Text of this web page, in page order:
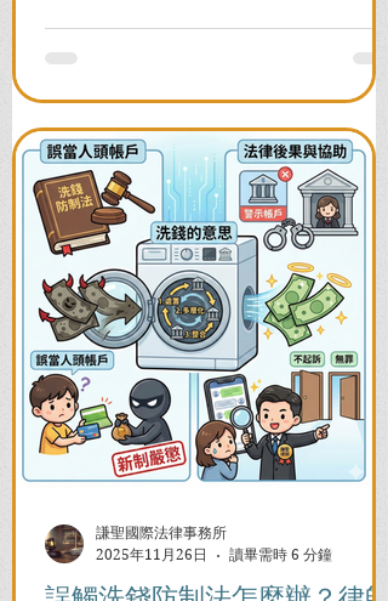
謙聖國際法律事務所
2025年11月26日
讀畢需時 6 分鐘